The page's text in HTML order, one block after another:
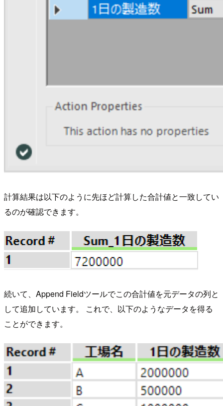
計算結果は以下のように先ほど計算した合計値と一致してい
るのが確認できます。
続いて、Append Fieldツールでこの合計値を元データの列と
して追加しています。 これで、以下のようなデータを得る
ことができます。